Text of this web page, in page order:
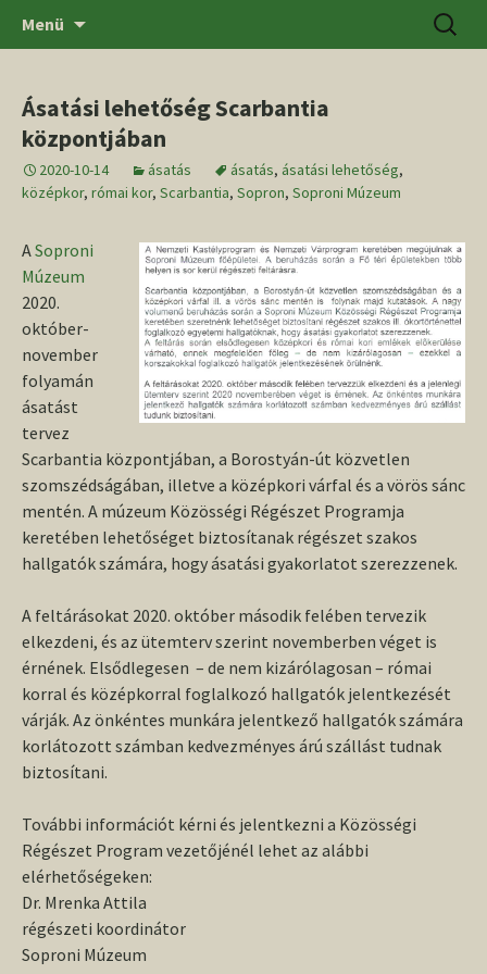
SZTE BTK Régészeti Tanszék
Menü
Ásatási lehetőség Scarbantia
központjában
2020-10-14 ásatás ásatás, ásatási lehetőség,
középkor, római kor, Scarbantia, Sopron, Soproni Múzeum
ASoproni
Múzeum
2020.
október-
november
folyamán
ásatást
tervez
Scarbantia központjában, a Borostyán-út közvetlen
szomszédságában, illetve a középkori várfal és a vörös sánc
mentén. A múzeum Közösségi Régészet Programja
keretében lehetőséget biztosítanak régészet szakos
hallgatók számára, hogy ásatási gyakorlatot szerezzenek.
A feltárásokat 2020. október második felében tervezik
elkezdeni, és az ütemterv szerint novemberben véget is
érnének. Elsődlegesen – de nem kizárólagosan – római
korral és középkorral foglalkozó hallgatók jelentkezését
várják. Az önkéntes munkára jelentkező hallgatók számára
korlátozott számban kedvezményes árú szállást tudnak
biztosítani.
További információt kérni és jelentkezni a Közösségi
Régészet Program vezetőjénél lehet az alábbi
elérhetőségeken:
Dr. Mrenka Attila
régészeti koordinátor
Soproni Múzeum